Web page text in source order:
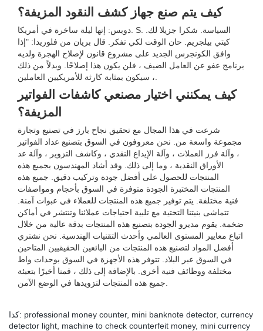
كيف يتم صنع جهاز كشف النقود المزيفة؟
دوبس: إنها ليلة ساخرة في أمريكا. S. السياسة. شكرا جزيلا لك.
كيتي بيلجريم. حان الوقت لكي تفكر. قال بريان من فلوريدا: "إذا
وافق الكونجرس الجديد على مشروع قانون لإصلاح الهجرة ولديه
برنامج عفو عن العامل الضيف ، فلن يكون هذا إصلاحًا. وبدلاً من ذلك
، سيكون بمثابة كارثة للأمريكيين العاملين.
كيف يمكنني اختيار مصنعي كاشفات الفواتير
المزيفة؟
شرعت في هذا المجال مع تحقيق نجاح بارز في تصنيع وتجارة
مجموعة واسعة من. نحن معروفون في السوق بتصنيع عداد الفواتير
، وآلة فرز العملات ، وآلة الإيداع النقدي ، وكاشف التزوير ، وآلة عد
الأوراق النقدية ، وما إلى ذلك. وقد أشاد المهندسون بجميع هذه
المنتجات للحصول على أفضل جودة وتركيب دقيق. جميع هذه
المنتجات المختبرة الجودة متوفرة في السوق بأحجام ومواصفات
فنية مختلفة. يتم توفير جميع هذه المنتجات للعملاء في عبوات آمنة.
تتماشى بنيتنا التحتية مع تلبية احتياجات عملائنا وتنتشر في أماكن
ضخمة. يقوم مديرو الجودة بتصنيع هذه المنتجات بدقة عالية من خلال
اتباع معايير المستوى العالمي وأحدث التقنيات الهندسية. نحن نشتري
أفضل المواد لتصنيع هذه المنتجات من البائعين الحقيقيين المتاحين
في السوق عبر البلاد. تتوفر هذه الأجهزة في السوق بوحدات واط
مختلفة ووظائف فنية أخرى. بالإضافة إلى ذلك ، قمنا أخيرًا بتعبئة
جميع هذه المنتجات لتزويدها في الوضع الآمن.
كذا: professional money counter, mini banknote detector, currency
detector light, machine to check counterfeit money, mini currency